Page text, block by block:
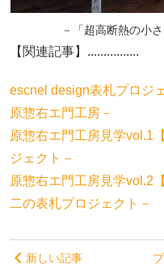
－「超高断熱の小
【関連記事】................
escnel design表札プロジ
原惣右エ門工房－
原惣右エ門工房見学vol.1
ジェクト－
原惣右エ門工房見学vol.2
二の表札プロジェクト－
新しい記事